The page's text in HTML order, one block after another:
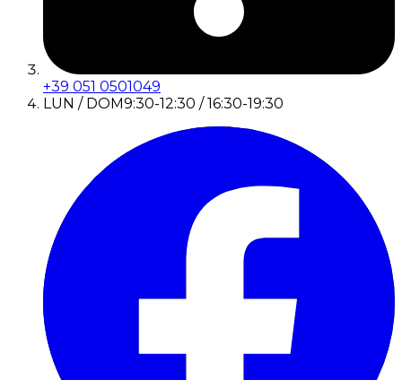
+39 051 0501049
LUN / DOM9:30-12:30 / 16:30-19:30